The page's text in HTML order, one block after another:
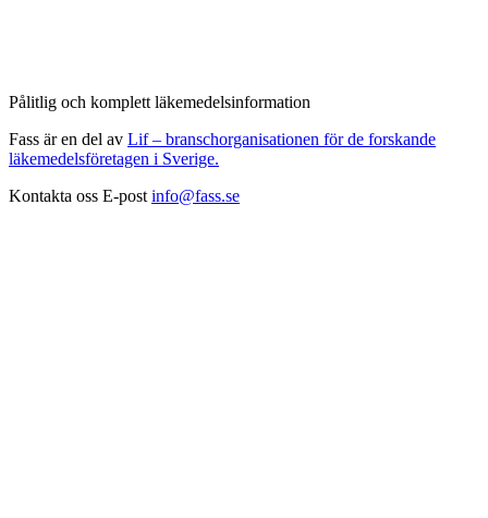
Pålitlig och komplett läkemedelsinformation
Fass är en del av Lif – branschorganisationen för de forskande
läkemedelsföretagen i Sverige.
Kontakta oss E-post info@fass.se